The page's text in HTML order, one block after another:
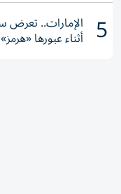
5 الإمارات.. تعرض
أثناء عبورها «هرمز»